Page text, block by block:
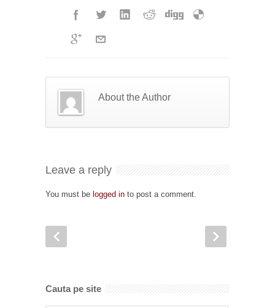
About the Author
Leave a reply
You must be logged in to post a comment.
Cauta pe site